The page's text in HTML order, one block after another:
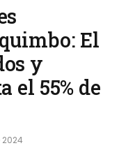
El
y
el 55% de